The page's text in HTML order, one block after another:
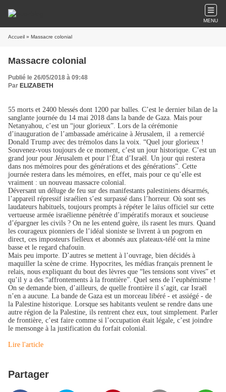
MENU
Accueil » Massacre colonial
Massacre colonial
Publié le 26/05/2018 à 09:48
Par ELIZABETH
55 morts et 2400 blessés dont 1200 par balles. C’est le dernier bilan de la
sanglante journée du 14 mai 2018 dans la bande de Gaza. Mais pour
Netanyahou, c’est un “jour glorieux”. Lors de la cérémonie
d’inauguration de l’ambassade américaine à Jérusalem, il a remercié
Donald Trump avec des trémolos dans la voix. “Quel jour glorieux !
Souvenez-vous toujours de ce moment, c’est un jour historique. C’est un
grand jour pour Jérusalem et pour l’État d’Israël. Un jour qui restera
dans nos mémoires pour des générations et des générations”. Cette
journée restera dans les mémoires, en effet, mais pour ce qu’elle est
vraiment : un nouveau massacre colonial.
Déversant un déluge de feu sur des manifestants palestiniens désarmés,
l’appareil répressif israélien s’est surpassé dans l’horreur. Où sont ses
laudateurs habituels, toujours prompts à répéter le laïus officiel sur cette
vertueuse armée israélienne pénétrée d’impératifs moraux et soucieuse
d’épargner les civils ? On ne les entend guère, ils rasent les murs. Quand
les courageux pionniers de l’idéal sioniste se livrent à un pogrom en
direct, ces imposteurs fielleux et abonnés aux plateaux-télé ont la mine
basse et le regard chafouin.
Mais peu importe. D’autres se mettent à l’ouvrage, bien décidés à
maquiller la scène de crime. Hypocrites, les médias français prennent le
relais, nous expliquant du bout des lèvres que “les tensions sont vives” et
qu’il y a des “affrontements à la frontière”. Quel sens de l’euphémisme !
On se demande bien, d’ailleurs, de quelle frontière il s’agit, car Israël
n’en a aucune. La bande de Gaza est un morceau libéré - et assiégé - de
la Palestine historique. Lorsque ses habitants veulent se rendre dans une
autre région de la Palestine, ils rentrent chez eux, tout simplement. Parler
de frontière, c’est faire comme si l’occupation était légale, c’est joindre
le mensonge à la justification du forfait colonial.
Lire l'article
Partager